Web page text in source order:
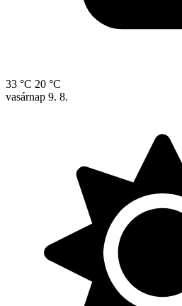
33 °C 20 °C
vasárnap 9. 8.